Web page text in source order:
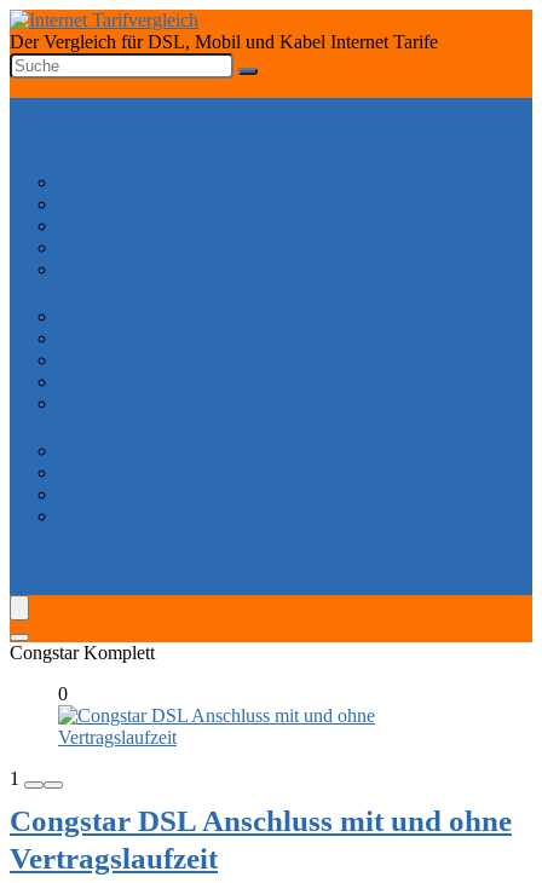
Der Vergleich für DSL, Mobil und Kabel Internet Tarife
Congstar Komplett
0
1
Congstar DSL Anschluss mit und ohne
Vertragslaufzeit